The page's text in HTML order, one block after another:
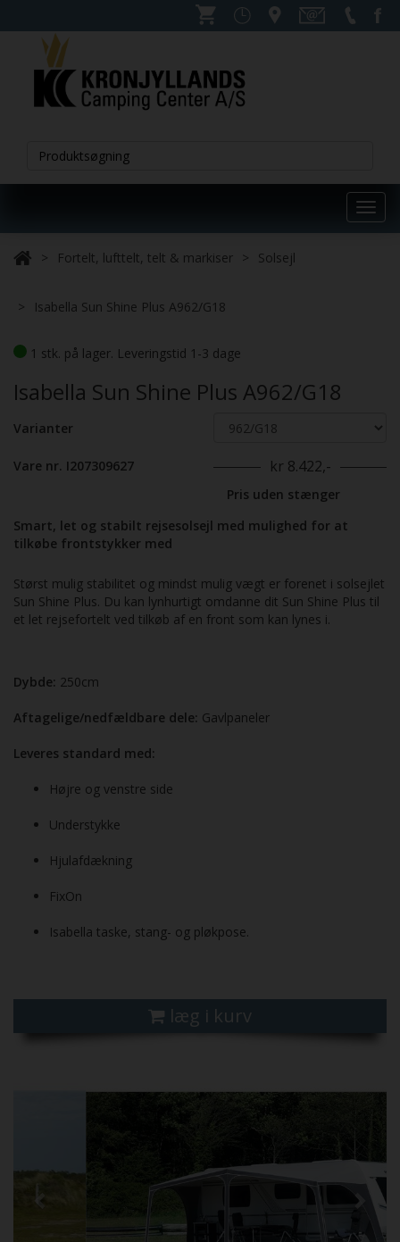
Fortelt, lufttelt, telt & markiser
Solsejl
Isabella Sun Shine Plus A962/G18
1 stk. på lager. Leveringstid 1-3 dage
Isabella Sun Shine Plus A962/G18
Varianter
Vare nr. I207309627 kr 8.422,-
Pris uden stænger
Smart, let og stabilt rejsesolsejl med mulighed for at
tilkøbe frontstykker med
Størst mulig stabilitet og mindst mulig vægt er forenet i solsejlet
Sun Shine Plus. Du kan lynhurtigt omdanne dit Sun Shine Plus til
et let rejsefortelt ved tilkøb af en front som kan lynes i.
Dybde: 250cm
Aftagelige/nedfældbare dele: Gavlpaneler
Leveres standard med:
Højre og venstre side
Understykke
Hjul­afdækning
FixOn
Isabella taske, stang- og pløkpose.
læg i kurv